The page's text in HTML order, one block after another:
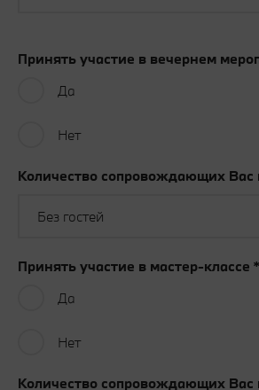
Принять участие в вечернем
Да
Нет
Количество сопровождающих Вас
Без гостей
Принять участие в мастер-классе
Да
Нет
Количество сопровождающих Вас